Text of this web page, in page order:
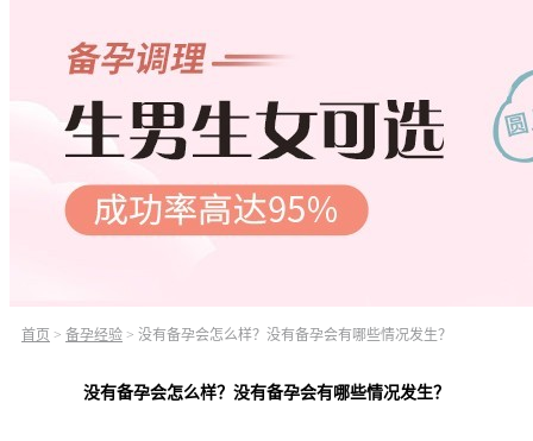
首页 > 备孕经验 > 没有备孕会怎么样？没有备孕会有哪些情况发生？
没有备孕会怎么样？没有备孕会有哪些情况发生？